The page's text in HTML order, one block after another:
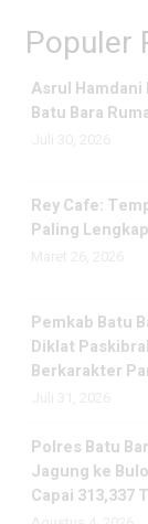
Populer
Asrul Hamdani
Batu Bara
Rey Cafe:
Paling
Pemkab Batu
Diklat
Berkarakter
Polres Batu
Jagung ke
Capai 313,337